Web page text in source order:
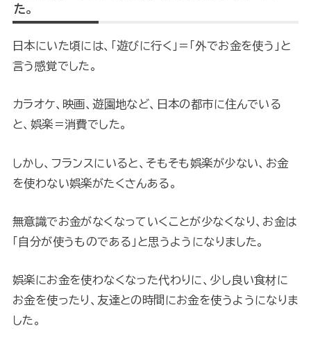
た。
日本にいた頃には、「遊びに行く」＝「外でお金を使う」と
言う感覚でした。
カラオケ、映画、遊園地など、日本の都市に住んでいる
と、娯楽＝消費でした。
しかし、フランスにいると、そもそも娯楽が少ない、お金
を使わない娯楽がたくさんある。
無意識でお金がなくなっていくことが少なくなり、お金は
「自分が使うものである」と思うようになりました。
娯楽にお金を使わなくなった代わりに、少し良い食材に
お金を使ったり、友達との時間にお金を使うようになりま
した。